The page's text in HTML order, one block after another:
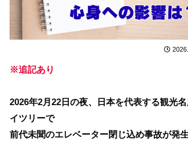
※追記あり
2026年2月22日の夜、日本を代表する観光
イツリーで
前代未聞のエレベーター閉じ込め事故が発生